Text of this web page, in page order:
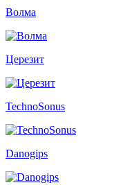
Волма
Церезит
TechnoSonus
Danogips